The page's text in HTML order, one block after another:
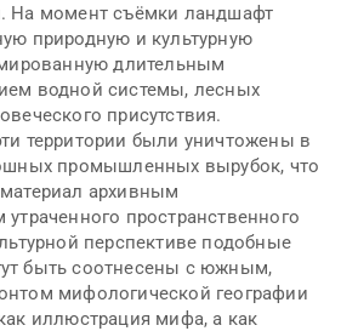
На момент съёмки ландшафт
природную и культурную
длительным
водной системы, лесных
присутствия.
территории были уничтожены в
промышленных вырубок, что
архивным
утраченного пространственного
перспективе подобные
быть соотнесены с южным,
мифологической географии
иллюстрация мифа, а как